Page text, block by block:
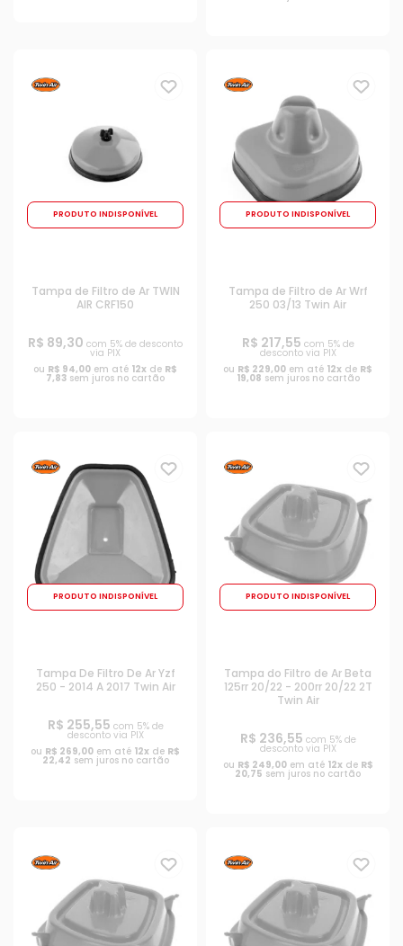
PRODUTO INDISPONÍVEL
Tampa de Filtro de Ar TWIN
AIR CRF150
R$ 89,30 com 5% de desconto
via PIX
ou R$ 94,00 em até 12x de R$
7,83 sem juros no cartão
PRODUTO INDISPONÍVEL
Tampa de Filtro de Ar Wrf
250 03/13 Twin Air
R$ 217,55 com 5% de
desconto via PIX
ou R$ 229,00 em até 12x de R$
19,08 sem juros no cartão
PRODUTO INDISPONÍVEL
Tampa De Filtro De Ar Yzf
250 - 2014 A 2017 Twin Air
R$ 255,55 com 5% de
desconto via PIX
ou R$ 269,00 em até 12x de R$
22,42 sem juros no cartão
PRODUTO INDISPONÍVEL
Tampa do Filtro de Ar Beta
125rr 20/22 - 200rr 20/22 2T
Twin Air
R$ 236,55 com 5% de
desconto via PIX
ou R$ 249,00em até 12xde R$
20,75 sem juros no cartão